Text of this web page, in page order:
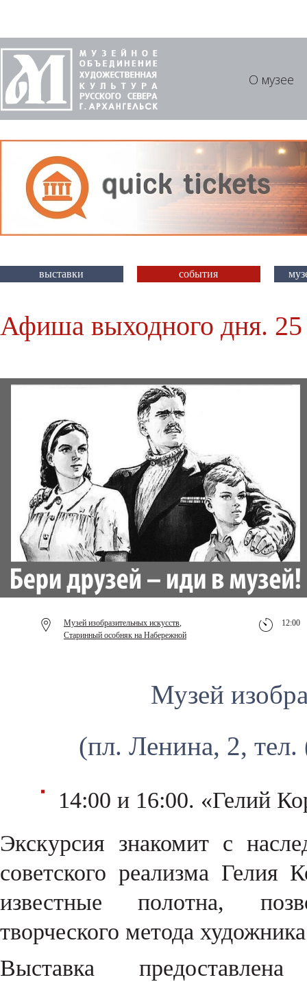
О музее
выставки события
Афиша выходного дня. 25
Музей изобразительных искусств,
Старинный особняк на Набережной
12:00
Музей
(пл. Ленина, 2,
14:00 и 16:00. «Гелий
Экскурсия знакомит с
советского реализма Гелия
известные полотна,
творческого метода
Выставка